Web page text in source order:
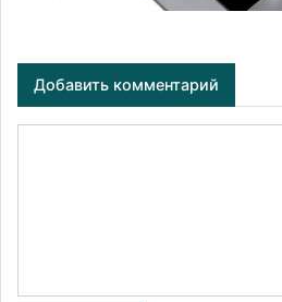
Добавить комментарий